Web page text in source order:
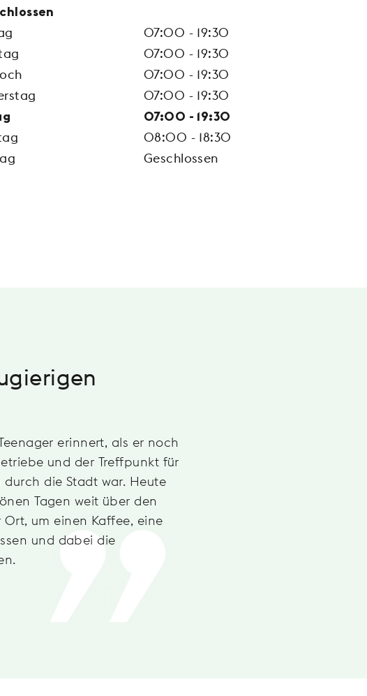
07:00 - 19:30
07:00 - 19:30
07:00 - 19:30
07:00 - 19:30
07:00 - 19:30
08:00 - 18:30
Geschlossen
erinnert, als er noch
und der Treffpunkt für
die Stadt war. Heute
Tagen weit über den
um einen Kaffee, eine
und dabei die